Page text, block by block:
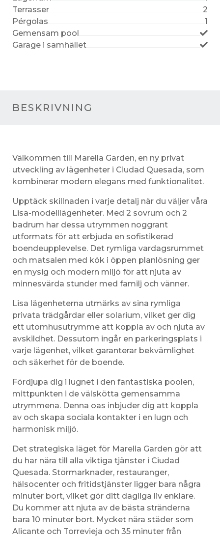
Terrasser
2
Pérgolas
1
Gemensam pool
Garage i samhället
BESKRIVNING
Välkommen till Marella Garden, en ny privat
utveckling av lägenheter i Ciudad Quesada, som
kombinerar modern elegans med funktionalitet.
Upptäck skillnaden i varje detalj när du väljer våra
Lisa-modelllägenheter. Med 2 sovrum och 2
badrum har dessa utrymmen noggrant
utformats för att erbjuda en sofistikerad
boendeupplevelse. Det rymliga vardagsrummet
och matsalen med kök i öppen planlösning ger
en mysig och modern miljö för att njuta av
minnesvärda stunder med familj och vänner.
Lisa lägenheterna utmärks av sina rymliga
privata trädgårdar eller solarium, vilket ger dig
ett utomhusutrymme att koppla av och njuta av
avskildhet. Dessutom ingår en parkeringsplats i
varje lägenhet, vilket garanterar bekvämlighet
och säkerhet för de boende.
Fördjupa dig i lugnet i den fantastiska poolen,
mittpunkten i de välskötta gemensamma
utrymmena. Denna oas inbjuder dig att koppla
av och skapa sociala kontakter i en lugn och
harmonisk miljö.
Det strategiska läget för Marella Garden gör att
du har nära till alla viktiga tjänster i Ciudad
Quesada. Stormarknader, restauranger,
hälsocenter och fritidstjänster ligger bara några
minuter bort, vilket gör ditt dagliga liv enklare.
Du kommer att njuta av de bästa stränderna
bara 10 minuter bort. Mycket nära städer som
Alicante och Torrevieja och 35 minuter från